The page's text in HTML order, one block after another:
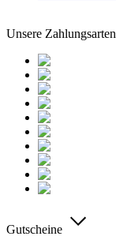
Unsere Zahlungsarten
Gutscheine